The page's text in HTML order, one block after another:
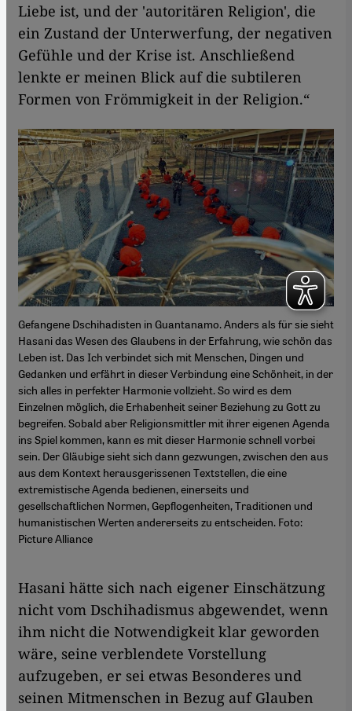
Liebe ist, und der 'autoritären Religion', die
ein Zustand der Unterwerfung, der negativen
Gefühle und der Krise ist. Anschließend
lenkte er meinen Blick auf die subtileren
Formen von Frömmigkeit in der Religion.“
Gefangene Dschihadisten in Guantanamo. Anders als für sie sieht
Hasani das Wesen des Glaubens in der Erfahrung, wie schön das
Leben ist. Das Ich verbindet sich mit Menschen, Dingen und
Gedanken und erfährt in dieser Verbindung eine Schönheit, in der
sich alles in perfekter Harmonie vollzieht. So wird es dem
Einzelnen möglich, die Erhabenheit seiner Beziehung zu Gott zu
begreifen. Sobald aber Religionsmittler mit ihrer eigenen Agenda
ins Spiel kommen, kann es mit dieser Harmonie schnell vorbei
sein. Der Gläubige sieht sich dann gezwungen, zwischen den aus
aus dem Kontext herausgerissenen Textstellen, die eine
extremistische Agenda bedienen, einerseits und
gesellschaftlichen Normen, Gepflogenheiten, Traditionen und
humanistischen Werten andererseits zu entscheiden. Foto:
Picture Alliance
Hasani hätte sich nach eigener Einschätzung
nicht vom Dschihadismus abgewendet, wenn
ihm nicht die Notwendigkeit klar geworden
wäre, seine verblendete Vorstellung
aufzugeben, er sei etwas Besonderes und
seinen Mitmenschen in Bezug auf Glauben